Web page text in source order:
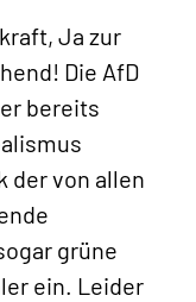
Ja zur
Die AfD
bereits
der von allen
grüne
ein. Leider